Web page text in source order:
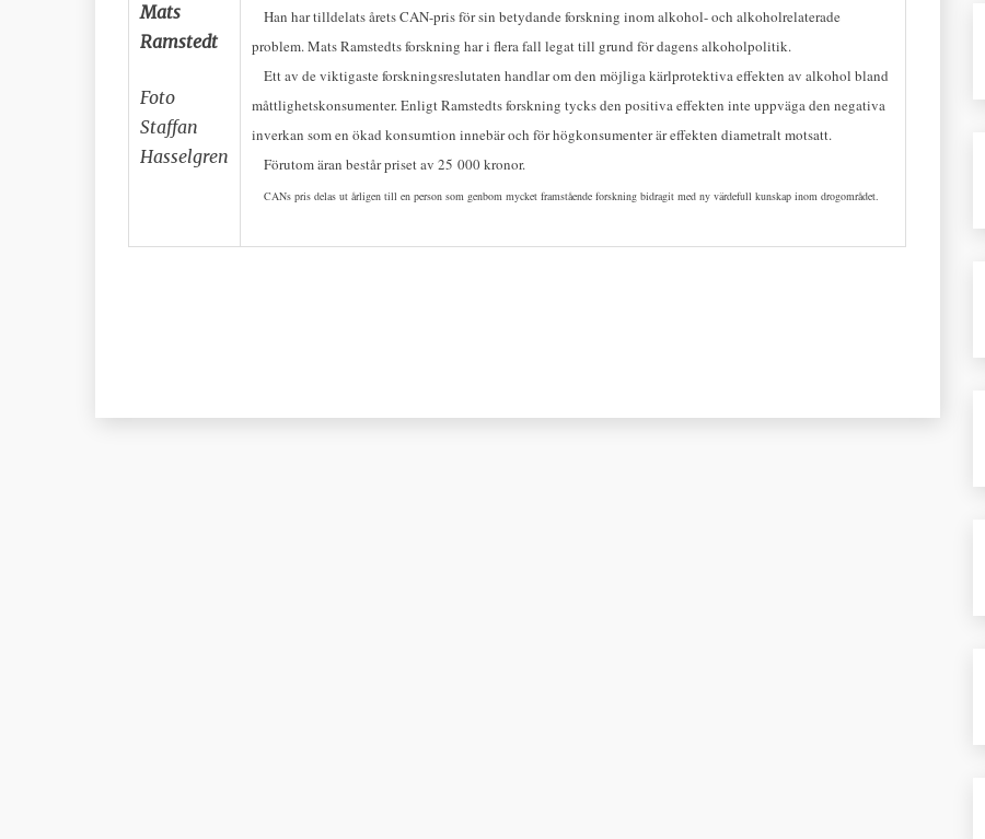
Mats
Ramstedt
Foto
Staffan
Hasselgren
Han har tilldelats årets CAN-pris för sin betydande forskning inom alkohol- och alkoholrelaterade
problem. Mats Ramstedts forskning har i flera fall legat till grund för dagens alkoholpolitik.
Ett av de viktigaste forskningsreslutaten handlar om den möjliga kärlprotektiva effekten av alkohol bland
måttlighetskonsumenter. Enligt Ramstedts forskning tycks den positiva effekten inte uppväga den negativa
inverkan som en ökad konsumtion innebär och för högkonsumenter är effekten diametralt motsatt.
Förutom äran består priset av 25 000 kronor.
CANs pris delas ut årligen till en person som genbom mycket framstående forskning bidragit med ny värdefull kunskap inom drogområdet.